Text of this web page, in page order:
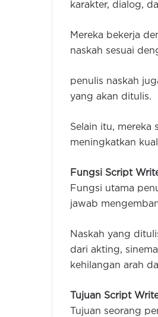
karakter, dialog,
Mereka bekerja
naskah sesuai
penulis naskah
yang akan ditulis.
Selain itu, mereka
meningkatkan
Fungsi Script
Fungsi utama
jawab
Naskah yang
dari akting,
kehilangan arah
Tujuan Script
Tujuan seorang